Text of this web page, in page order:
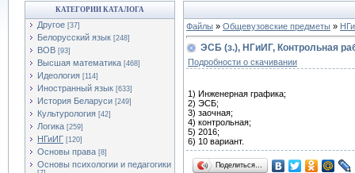
КАТЕГОРИИ КАТАЛОГА
Другое [37]
Белорусский язык [248]
ВОВ [93]
Высшая математика [468]
Идеология [114]
Иностранный язык [633]
История Беларуси [249]
Культурология [42]
Логика [259]
НГиИГ [120]
Основы права [8]
Основы психологии и педагогики
Файлы » Общевузовские предметы »
ЭСБ (з.), НГиИГ, Контрольная
Подробности о скачивании
1) Инженерная графика;
2) ЭСБ;
3) заочная;
4) контрольная;
5) 2016;
6) 10 вариант.
Поделиться…